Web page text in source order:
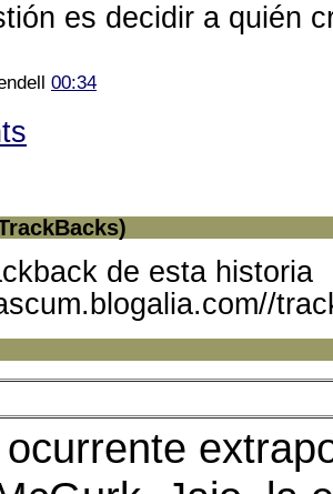
es decidir a quién
00:34
de esta historia